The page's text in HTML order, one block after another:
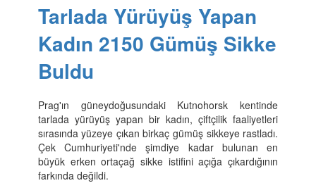
Tarlada Yürüyüş Yapan
Kadın 2150 Gümüş Sikke
Buldu
Prag'ın güneydoğusundaki Kutnohorsk kentinde
tarlada yürüyüş yapan bir kadın, çiftçilik faaliyetleri
sırasında yüzeye çıkan birkaç gümüş sikkeye rastladı.
Çek Cumhuriyeti'nde şimdiye kadar bulunan en
büyük erken ortaçağ sikke istifini açığa çıkardığının
farkında değildi.